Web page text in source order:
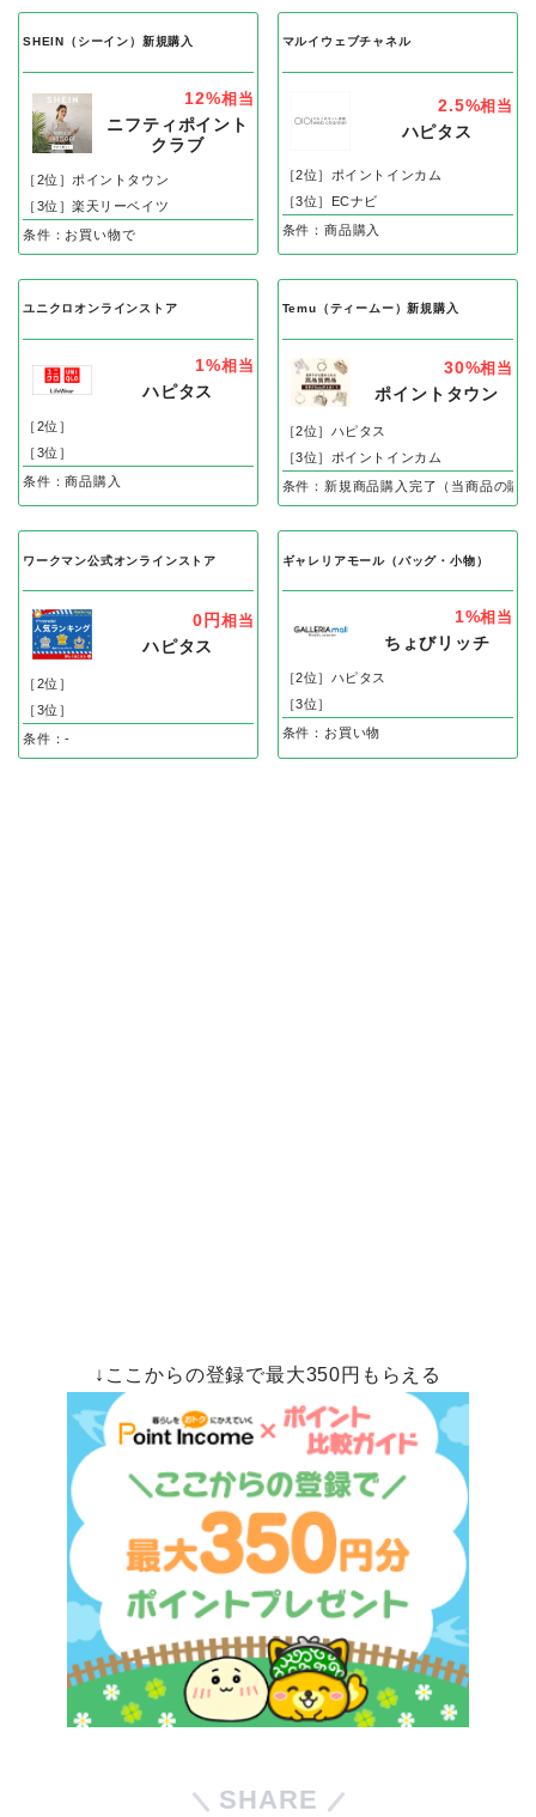
SHEIN（シーイン）新規購入
12%相当
ニフティポイント
クラブ
［2位］ポイントタウン
［3位］楽天リーベイツ
条件：お買い物で
マルイウェブチャネル
2.5%相当
ハピタス
［2位］ポイントインカム
［3位］ECナビ
条件：商品購入
ユニクロオンラインストア
1%相当
ハピタス
［2位］
［3位］
条件：商品購入
Temu（ティームー）新規購入
30%相当
ポイントタウン
［2位］ハピタス
［3位］ポイントインカム
条件：新規商品購入完了（当商品の購
ワークマン公式オンラインストア
0円 相当
ハピタス
［2位］
［3位］
条件：-
ギャレリアモール（バッグ・小物）
1%相当
ちょびリッチ
［2位］ハピタス
［3位］
条件：お買い物
↓ここからの登録で最大350円もらえる
SHARE